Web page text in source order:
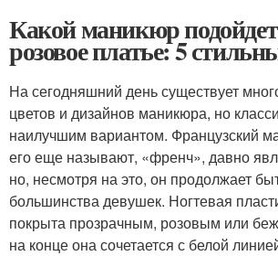
Какой маникюр
розовое платье: 5
На сегодняшний день существует
цветов и дизайнов маникюра, но
наилучшим вариантом. Французский
его еще называют, «френч», давно
но, несмотря на это, он продолжает
большинства девушек. Ногтевая
покрыта прозрачным, розовым или
на конце она сочетается с белой